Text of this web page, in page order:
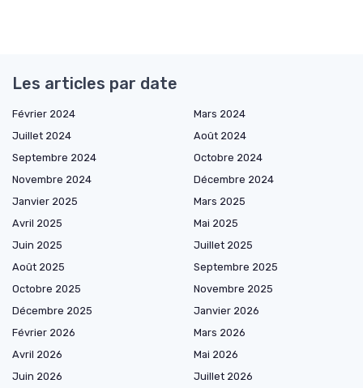
Les articles par date
Février 2024
Mars 2024
Juillet 2024
Août 2024
Septembre 2024
Octobre 2024
Novembre 2024
Décembre 2024
Janvier 2025
Mars 2025
Avril 2025
Mai 2025
Juin 2025
Juillet 2025
Août 2025
Septembre 2025
Octobre 2025
Novembre 2025
Décembre 2025
Janvier 2026
Février 2026
Mars 2026
Avril 2026
Mai 2026
Juin 2026
Juillet 2026